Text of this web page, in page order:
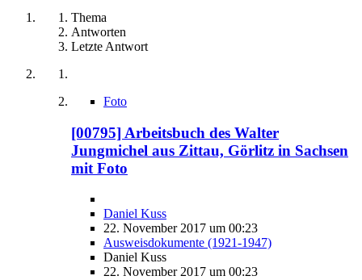
Thema
Antworten
Letzte Antwort
Foto
[00795] Arbeitsbuch des Walter
Jungmichel aus Zittau, Görlitz in Sachsen
mit Foto
Daniel Kuss
22. November 2017 um 00:23
Ausweisdokumente (1921-1947)
Daniel Kuss
22. November 2017 um 00:23